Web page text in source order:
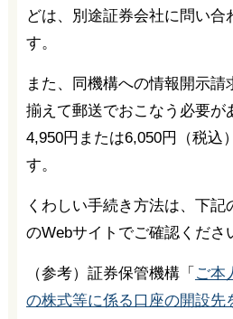
どは、別途証券会社に問い合
す。
また、同機構への情報開示請
揃えて郵送でおこなう必要が
4,950円または6,050円（税込
す。
くわしい手続き方法は、下
のWebサイトでご確認くださ
（参考）証券保管機構「 ご本
の株式等に係る口座の開設先